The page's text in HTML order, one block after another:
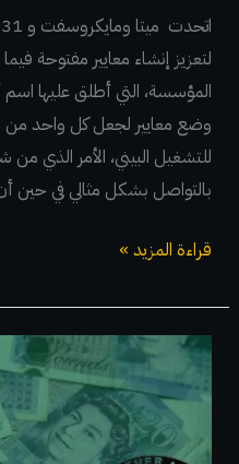
لتعزيز إنشاء معايير مفتوحة
المؤسسة، التي أطلق عليها
وضع معايير لجعل كل واحد من
للتشغيل البيني، الأمر الذي
بالتواصل بشكل مثالي في حين
قراءة المزيد »
أطلقت
التيثر
عملة
مستقرة